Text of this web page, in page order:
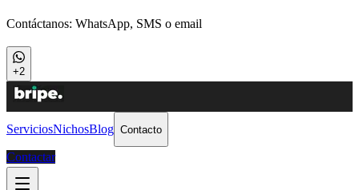
Contáctanos: WhatsApp, SMS o email
+2
ServiciosNichosBlog Contacto
Contactar